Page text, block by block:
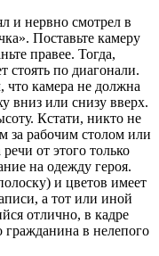
и нервно смотрел в
Поставьте камеру
правее. Тогда,
стоять по диагонали.
что камера не должна
вниз или снизу вверх.
Кстати, никто не
за рабочим столом или
от этого только
на одежду героя.
и цветов имеет
а тот или иной
отлично, в кадре
гражданина в нелепого